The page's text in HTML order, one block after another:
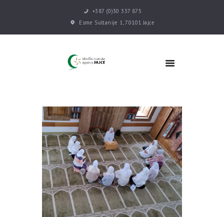
+387 (0)30 337 875
Esme Sultanije 1, 70101 Jajce
POČETNA
DŽEMATI
MEKTEB
ASOCIJACIJE
USLUGE
MULTIMEDIJA
KONTAKT
DONACIJE